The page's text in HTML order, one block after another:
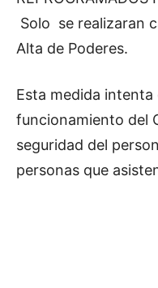
Solo se realizaran
Alta de Poderes.
Esta medida
funcionamiento del
seguridad del
personas que